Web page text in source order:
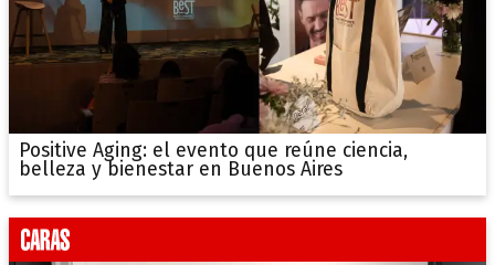
Positive Aging: el evento que reúne ciencia,
belleza y bienestar en Buenos Aires